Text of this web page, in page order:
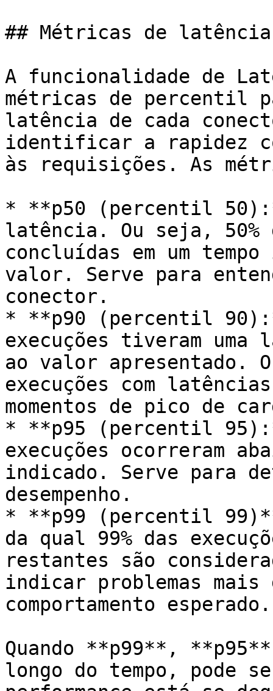
## Métricas de latência
A funcionalidade de
métricas de percentil
latência de cada
identificar a rapidez
às requisições. As
* **p50 (percentil
latência. Ou seja, 50%
concluídas em um
valor. Serve para
conector.
* **p90 (percentil
execuções tiveram
ao valor apresentado.
execuções com
momentos de pico de
* **p95 (percentil
execuções ocorreram
indicado. Serve para
desempenho.
* **p99 (percentil
da qual 99% das
restantes são
indicar problemas
comportamento esperado.
Quando **p99**,
longo do tempo, pode